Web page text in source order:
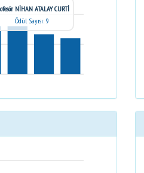
NİHAN ATALAY CURTİ
Ödül Sayısı: 9